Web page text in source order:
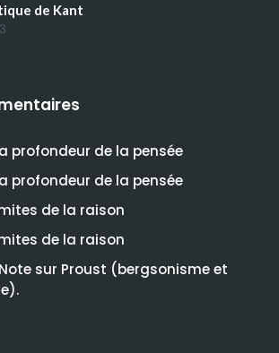
de Kant
profondeur de la pensée
profondeur de la pensée
de la raison
de la raison
Note sur Proust (bergsonisme et